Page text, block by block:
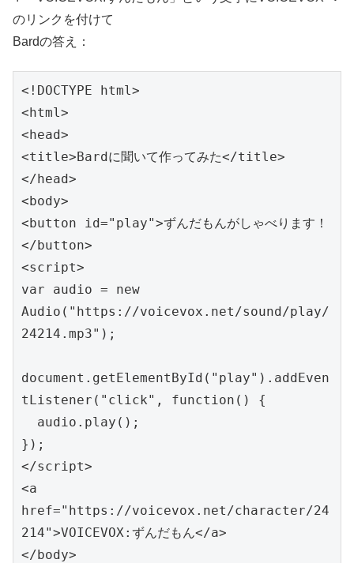
のリンクを付けて
Bardの答え：
<!DOCTYPE html>
<html>
<head>
<title>Bardに聞いて作ってみた</title>
</head>
<body>
<button id="play">ずんだもんがしゃべります！
</button>
<script>
var audio = new
Audio("https://voicevox.net/sound/play/
24214.mp3");
document.getElementById("play").addEven
tListener("click", function() {
});
</script>
<a
href="https://voicevox.net/character/24
214">VOICEVOX:ずんだもん</a>
</body>